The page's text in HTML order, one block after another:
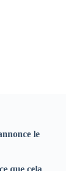
le
que cela